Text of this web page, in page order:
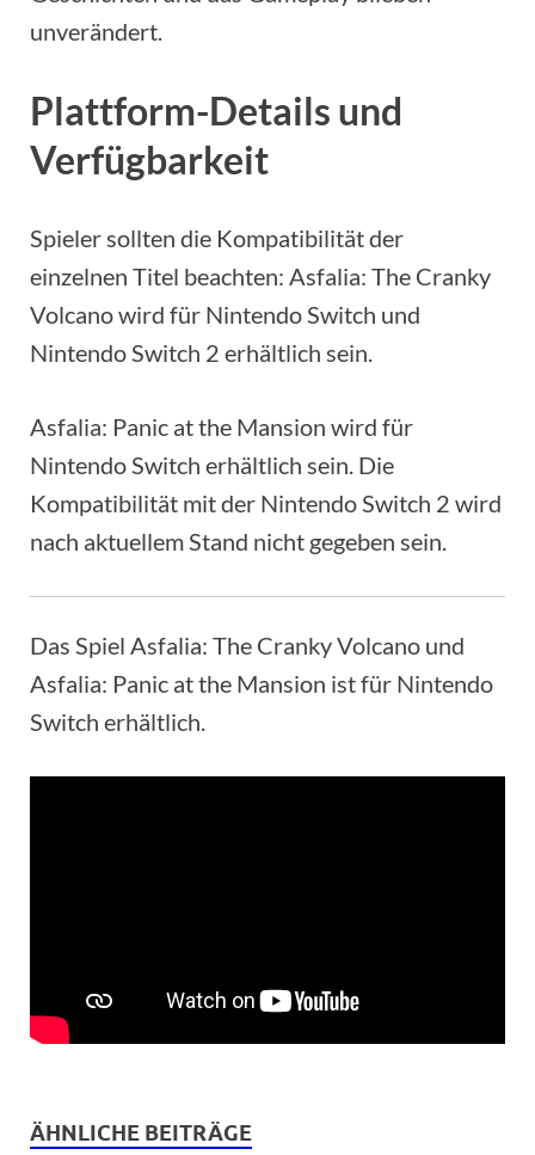
unverändert.
Plattform-Details und
Verfügbarkeit
Spieler sollten die Kompatibilität der
einzelnen Titel beachten: Asfalia: The Cranky
Volcano wird für Nintendo Switch und
Nintendo Switch 2 erhältlich sein.
Asfalia: Panic at the Mansion wird für
Nintendo Switch erhältlich sein. Die
Kompatibilität mit der Nintendo Switch 2 wird
nach aktuellem Stand nicht gegeben sein.
Das Spiel Asfalia: The Cranky Volcano und
Asfalia: Panic at the Mansion ist für Nintendo
Switch erhältlich.
ÄHNLICHE BEITRÄGE